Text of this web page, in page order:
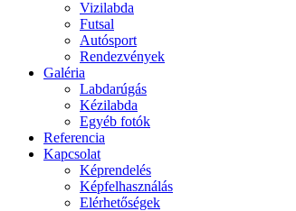
Vizilabda
Futsal
Autósport
Rendezvények
Galéria
Labdarúgás
Kézilabda
Egyéb fotók
Referencia
Kapcsolat
Képrendelés
Képfelhasználás
Elérhetőségek